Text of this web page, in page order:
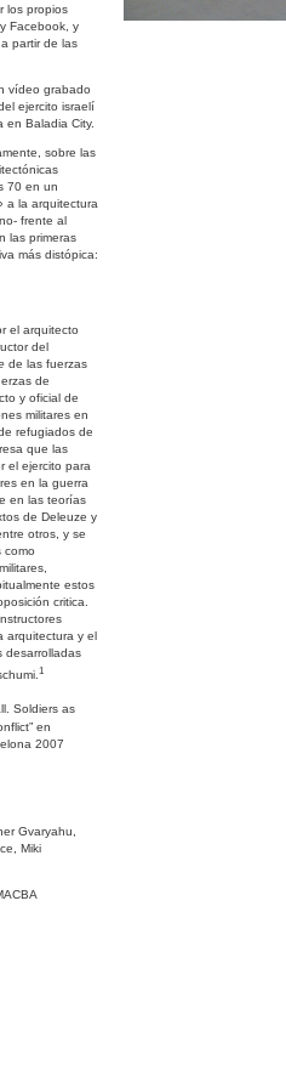
los propios
Facebook, y
partir de las
vídeo grabado
ejercito israelí
en Baladia City.
sobre las
70 en un
a la arquitectura
frente al
las primeras
más distópica:
el arquitecto
del
de las fuerzas
de
y oficial de
militares en
refugiados de
que las
el ejercito para
en la guerra
en las teorías
de Deleuze y
otros, y se
como
estos
critica.
arquitectura y el
desarrolladas
1
Soldiers as
en
2007
Gvaryahu,
Miki